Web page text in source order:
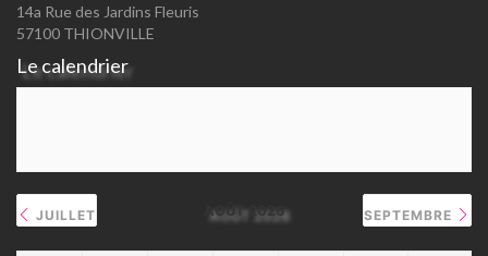
14a Rue des Jardins Fleuris
57100 THIONVILLE
Le calendrier
JUILLET AOÛT 2026 SEPTEMBRE